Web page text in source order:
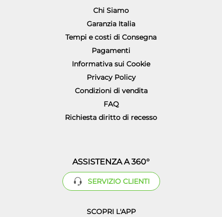
Chi Siamo
Garanzia Italia
Tempi e costi di Consegna
Pagamenti
Informativa sui Cookie
Privacy Policy
Condizioni di vendita
FAQ
Richiesta diritto di recesso
ASSISTENZA A 360°
SERVIZIO CLIENTI
SCOPRI L'APP